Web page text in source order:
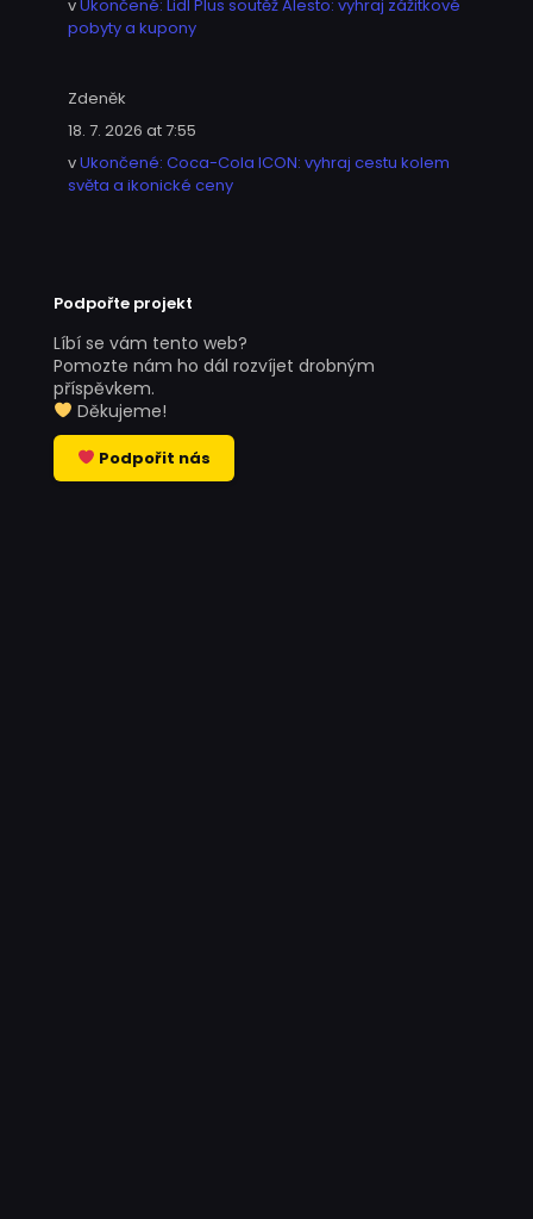
vUkončené: Lidl Plus soutěž Alesto: vyhraj zážitkové
pobyty a kupony
Zdeněk
18. 7. 2026 at 7:55
vUkončené: Coca-Cola ICON: vyhraj cestu kolem
světa a ikonické ceny
Podpořte projekt
Líbí se vám tento web?
Pomozte nám ho dál rozvíjet drobným
příspěvkem.
Děkujeme!
Podpořit nás